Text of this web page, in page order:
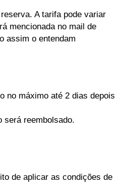
A tarifa pode variar
mencionada no mail de
assim o entendam
no máximo até 2 dias depois
será reembolsado.
de aplicar as condições de